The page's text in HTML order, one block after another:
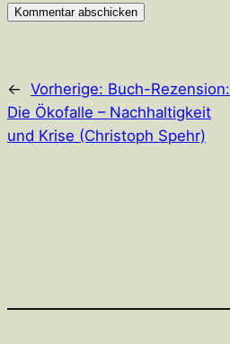
← Vorherige: Buch-Rezension:
Die Ökofalle – Nachhaltigkeit
und Krise (Christoph Spehr)